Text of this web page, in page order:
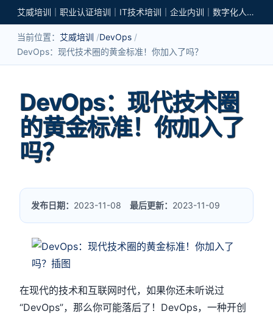
艾威培训｜职业认证培训｜IT技术培训｜企业内训｜数字化人才培养
当前位置： 艾威培训
DevOps
DevOps：现代技术圈的黄金标准！你加入了吗？
DevOps：现代技术圈
的黄金标准！你加入了
吗？
发布日期： 2023-11-08最后更新： 2023-11-09
在现代的技术和互联网时代，如果你还未听说过
“DevOps”，那么你可能落后了！DevOps，一种开创